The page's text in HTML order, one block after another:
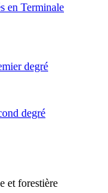
en Terminale
degré
degré
et forestière